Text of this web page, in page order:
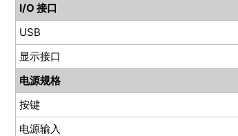
I/O 接口
USB
显示接口
电源规格
按键
电源输入